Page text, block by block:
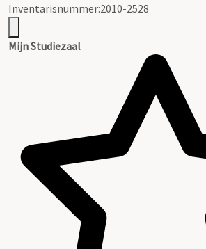
Inventarisnummer:2010-2528
Mijn Studiezaal